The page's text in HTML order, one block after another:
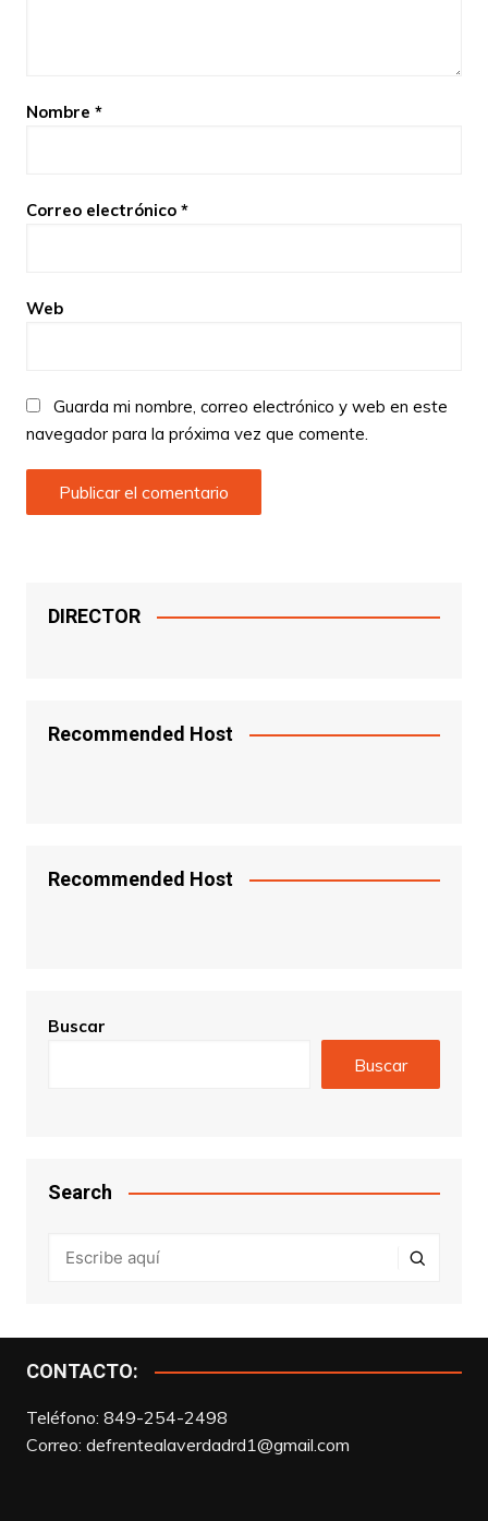
Nombre *
Correo electrónico *
Web
Guarda mi nombre, correo electrónico y web en este
navegador para la próxima vez que comente.
DIRECTOR
Recommended Host
Recommended Host
Buscar
Buscar
Search
CONTACTO:
Teléfono: 849-254-2498
Correo: defrentealaverdadrd1@gmail.com